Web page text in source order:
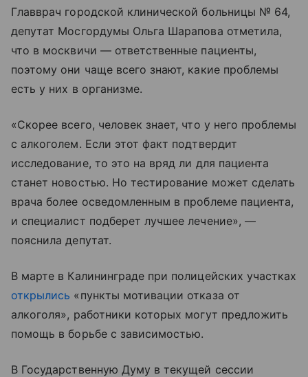
Главврач городской клинической больницы № 64,
депутат Мосгордумы Ольга Шарапова отметила,
что в москвичи — ответственные пациенты,
поэтому они чаще всего знают, какие проблемы
есть у них в организме.
«Скорее всего, человек знает, что у него проблемы
с алкоголем. Если этот факт подтвердит
исследование, то это на вряд ли для пациента
станет новостью. Но тестирование может сделать
врача более осведомленным в проблеме пациента,
и специалист подберет лучшее лечение», —
пояснила депутат.
В марте в Калининграде при полицейских участках
открылись «пункты мотивации отказа от
алкоголя», работники которых могут предложить
помощь в борьбе с зависимостью.
В Государственную Думу в текущей сессии